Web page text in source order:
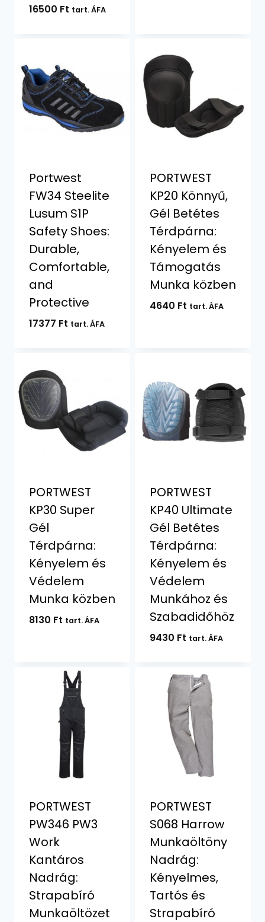
16500 Ft tart. ÁFA
Portwest
FW34 Steelite
Lusum S1P
Safety Shoes:
Durable,
Comfortable,
and
Protective
17377 Ft tart. ÁFA
PORTWEST
KP20 Könnyű,
Gél Betétes
Térdpárna:
Kényelem és
Támogatás
Munka közben
4640 Ft tart. ÁFA
PORTWEST
KP30 Super
Gél
Térdpárna:
Kényelem és
Védelem
Munka közben
8130 Ft tart. ÁFA
PORTWEST
KP40 Ultimate
Gél Betétes
Térdpárna:
Kényelem és
Védelem
Munkához és
Szabadidőhöz
9430 Ft tart. ÁFA
PORTWEST
PW346 PW3
Work
Kantáros
Nadrág:
Strapabíró
Munkaöltözet
PORTWEST
S068 Harrow
Munkaöltöny
Nadrág:
Kényelmes,
Tartós és
Strapabíró